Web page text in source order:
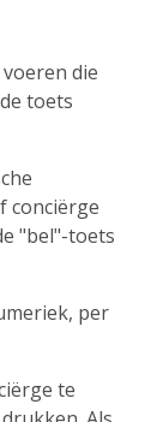
die
toets
conciërge
"bel"-toets
per
te